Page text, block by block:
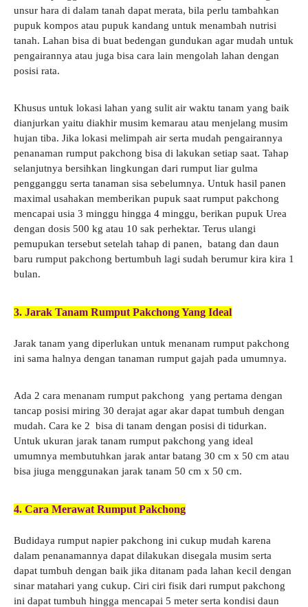
unsur hara di dalam tanah dapat merata, bila perlu tambahkan
pupuk kompos atau pupuk kandang untuk menambah nutrisi
tanah. Lahan bisa di buat bedengan gundukan agar mudah untuk
pengairannya atau juga bisa cara lain mengolah lahan dengan
posisi rata.
Khusus untuk lokasi lahan yang sulit air waktu tanam yang baik
dianjurkan yaitu diakhir musim kemarau atau menjelang musim
hujan tiba. Jika lokasi melimpah air serta mudah pengairannya
penanaman rumput pakchong bisa di lakukan setiap saat. Tahap
selanjutnya bersihkan lingkungan dari rumput liar gulma
pengganggu serta tanaman sisa sebelumnya. Untuk hasil panen
maximal usahakan memberikan pupuk saat rumput pakchong
mencapai usia 3 minggu hingga 4 minggu, berikan pupuk Urea
dengan dosis 500 kg atau 10 sak perhektar. Terus ulangi
pemupukan tersebut setelah tahap di panen, batang dan daun
baru rumput pakchong bertumbuh lagi sudah berumur kira kira 1
bulan.
3. Jarak Tanam Rumput Pakchong Yang Ideal
Jarak tanam yang diperlukan untuk menanam rumput pakchong
ini sama halnya dengan tanaman rumput gajah pada umumnya.
Ada 2 cara menanam rumput pakchong yang pertama dengan
tancap posisi miring 30 derajat agar akar dapat tumbuh dengan
mudah. Cara ke 2 bisa di tanam dengan posisi di tidurkan.
Untuk ukuran jarak tanam rumput pakchong yang ideal
umumnya membutuhkan jarak antar batang 30 cm x 50 cm atau
bisa jiuga menggunakan jarak tanam 50 cm x 50 cm.
4. Cara Merawat Rumput Pakchong
Budidaya rumput napier pakchong ini cukup mudah karena
dalam penanamannya dapat dilakukan disegala musim serta
dapat tumbuh dengan baik jika ditanam pada lahan kecil dengan
sinar matahari yang cukup. Ciri ciri fisik dari rumput pakchong
ini dapat tumbuh hingga mencapai 5 meter serta kondisi daun